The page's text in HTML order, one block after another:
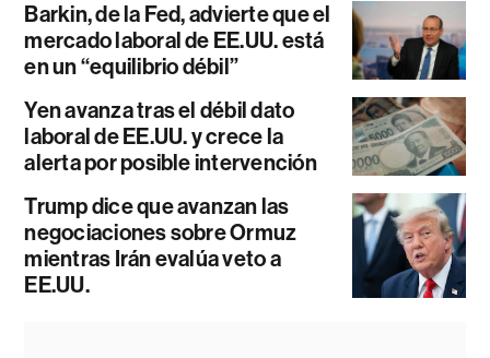
Barkin, de la Fed, advierte que el
mercado laboral de EE.UU. está
en un “equilibrio débil”
Yen avanza tras el débil dato
laboral de EE.UU. y crece la
alerta por posible intervención
Trump dice que avanzan las
negociaciones sobre Ormuz
mientras Irán evalúa veto a
EE.UU.